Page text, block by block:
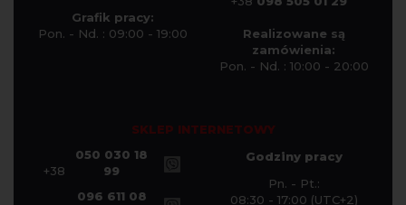
Grafik pracy:
Pon. - Nd. : 09:00 - 19:00
Realizowane są
zamówienia:
Pon. - Nd. : 10:00 - 20:00
SKLEP INTERNETOWY
+38
050 030 18
99
096 611 08
Godziny pracy
Pn. - Pt.:
08:30 - 17:00 (UTC+2)